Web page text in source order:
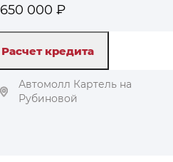
650 000 ₽
Расчет кредита
Автомолл Картель на
Рубиновой